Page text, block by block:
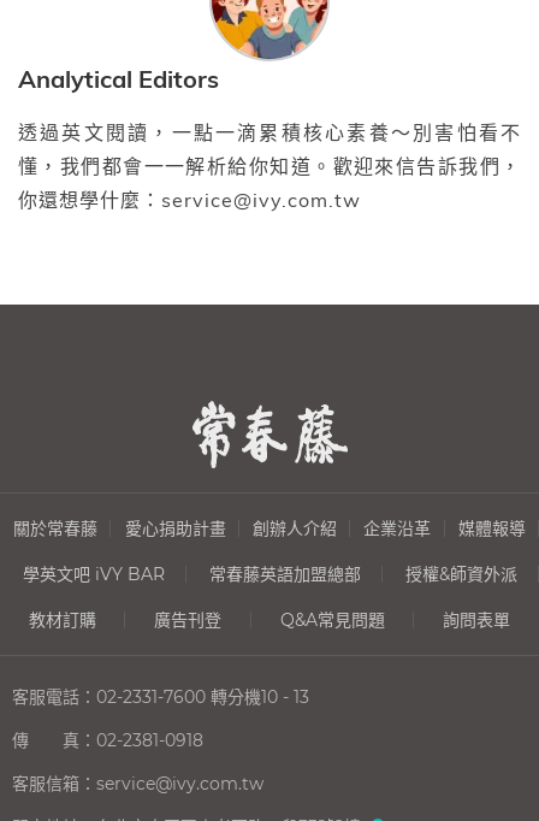
Analytical Editors
透過英文閱讀，一點一滴累積核心素養～別害怕看不
懂，我們都會一一解析給你知道。歡迎來信告訴我們，
你還想學什麼：service@ivy.com.tw
關於常春藤 愛心捐助計畫 創辦人介紹 企業沿革 媒體報導
學英文吧 iVY BAR 常春藤英語加盟總部 授權&師資外派
教材訂購 廣告刊登 Q&A常見問題 詢問表單
客服電話： 02-2331-7600 轉分機10 - 13
傳 真： 02-2381-0918
客服信箱： service@ivy.com.tw